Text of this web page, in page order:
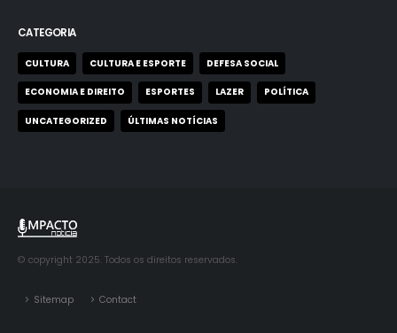
CATEGORIA
CULTURA CULTURA E ESPORTE DEFESA SOCIAL
ECONOMIA E DIREITO ESPORTES LAZER POLÍTICA
UNCATEGORIZED ÚLTIMAS NOTÍCIAS
© copyright 2025. Todos os direitos reservados.
Sitemap Contact